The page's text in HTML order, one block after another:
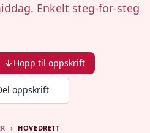
Enkelt steg-for-steg
Hopp til oppskrift
oppskrift
› HOVEDRETT